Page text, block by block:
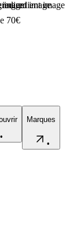
70€
•
Marques
•